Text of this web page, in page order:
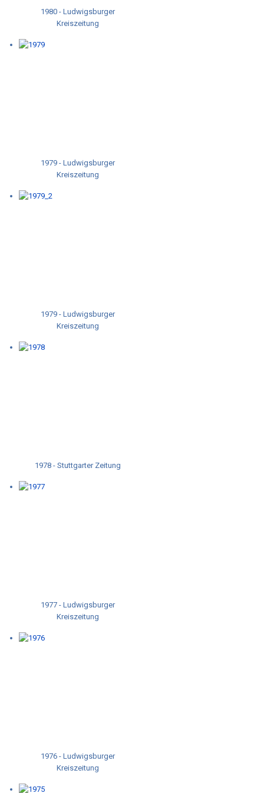
1980 - Ludwigsburger
Kreiszeitung
1979 - Ludwigsburger
Kreiszeitung
1979 - Ludwigsburger
Kreiszeitung
1978 - Stuttgarter Zeitung
1977 - Ludwigsburger
Kreiszeitung
1976 - Ludwigsburger
Kreiszeitung